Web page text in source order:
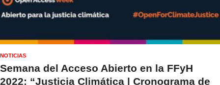
NOTICIAS
Semana del Acceso Abierto en la FFyH
2022: “Justicia Climática | Cronograma de